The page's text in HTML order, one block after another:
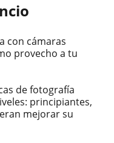
con cámaras
provecho a tu
de fotografía
principiantes,
mejorar su